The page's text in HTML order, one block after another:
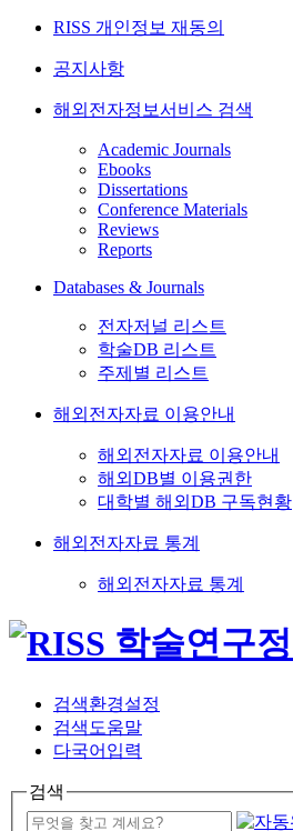
RISS 개인정보 재동의
공지사항
해외전자정보서비스 검색
Academic Journals
Ebooks
Dissertations
Conference Materials
Reviews
Reports
Databases & Journals
전자저널 리스트
학술DB 리스트
주제별 리스트
해외전자자료 이용안내
해외전자자료 이용안내
해외DB별 이용권한
대학별 해외DB 구독현황
해외전자자료 통계
해외전자자료 통계
검색환경설정
검색도움말
다국어입력
검색